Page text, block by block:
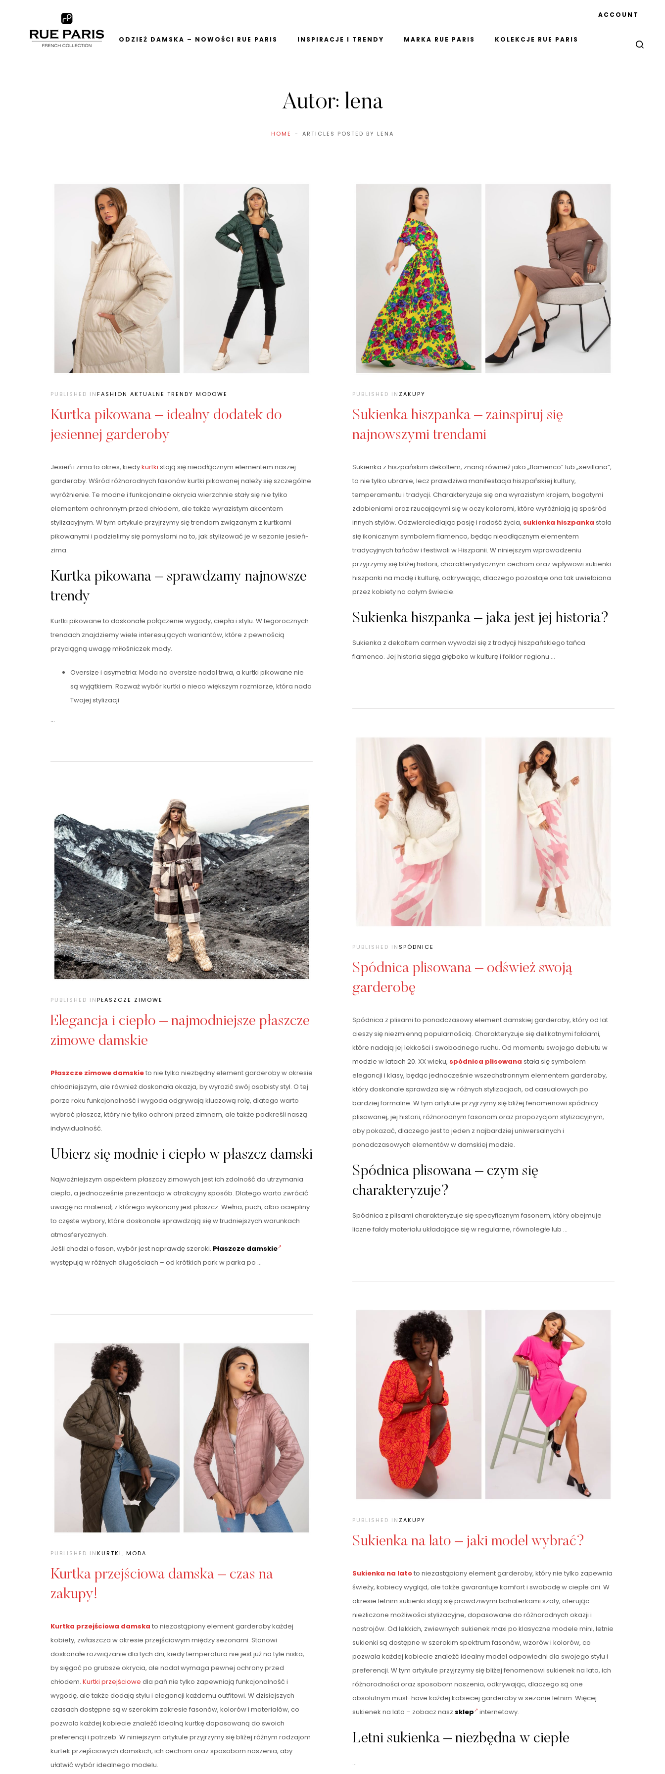
ODZIEŻ DAMSKA – NOWOŚCI RUE PARIS INSPIRACJE I TRENDY MARKA RUE PARIS KOLEKCJE RUE PARIS
ACCOUNT
Autor: lena
HOME ARTICLES POSTED BY LENA
PUBLISHED INFASHION AKTUALNE TRENDY MODOWE
Kurtka pikowana – idealny dodatek do
jesiennej garderoby
Jesień i zima to okres, kiedykurtki stają się nieodłącznym elementem naszej
garderoby. Wśród różnorodnych fasonów kurtki pikowanej należy się szczególne
wyróżnienie. Te modne i funkcjonalne okrycia wierzchnie stały się nie tylko
elementem ochronnym przed chłodem, ale także wyrazistym akcentem
stylizacyjnym. W tym artykule przyjrzymy się trendom związanym z kurtkami
pikowanymi i podzielimy się pomysłami na to, jak stylizować je w sezonie jesień-
zima.
Kurtka pikowana – sprawdzamy najnowsze
trendy
Kurtki pikowane to doskonałe połączenie wygody, ciepła i stylu. W tegorocznych
trendach znajdziemy wiele interesujących wariantów, które z pewnością
przyciągną uwagę miłośniczek mody.
Oversize i asymetria: Moda na oversize nadal trwa, a kurtki pikowane nie
są wyjątkiem. Rozważ wybór kurtki o nieco większym rozmiarze, która nada
Twojej stylizacji
…
PUBLISHED IN ZAKUPY
Sukienka hiszpanka – zainspiruj się
najnowszymi trendami
Sukienka z hiszpańskim dekoltem, znaną również jako „flamenco” lub „sevillana”,
to nie tylko ubranie, lecz prawdziwa manifestacja hiszpańskiej kultury,
temperamentu i tradycji. Charakteryzuje się ona wyrazistym krojem, bogatymi
zdobieniami oraz rzucającymi się w oczy kolorami, które wyróżniają ją spośród
innych stylów. Odzwierciedlając pasję i radość życia, sukienka hiszpanka stała
się ikonicznym symbolem flamenco, będąc nieodłącznym elementem
tradycyjnych tańców i festiwali w Hiszpanii. W niniejszym wprowadzeniu
przyjrzymy się bliżej historii, charakterystycznym cechom oraz wpływowi sukienki
hiszpanki na modę i kulturę, odkrywając, dlaczego pozostaje ona tak uwielbiana
przez kobiety na całym świecie.
Sukienka hiszpanka – jaka jest jej historia?
Sukienka z dekoltem carmen wywodzi się z tradycji hiszpańskiego tańca
flamenco. Jej historia sięga głęboko w kulturę i folklor regionu …
PUBLISHED IN SPÓDNICE
Spódnica plisowana – odśwież swoją
garderobę
Spódnica z plisami to ponadczasowy element damskiej garderoby, który od lat
cieszy się niezmienną popularnością. Charakteryzuje się delikatnymi fałdami,
które nadają jej lekkości i swobodnego ruchu. Od momentu swojego debiutu w
modzie w latach 20. XX wieku, spódnica plisowana stała się symbolem
elegancji i klasy, będąc jednocześnie wszechstronnym elementem garderoby,
który doskonale sprawdza się w różnych stylizacjach, od casualowych po
bardziej formalne. W tym artykule przyjrzymy się bliżej fenomenowi spódnicy
plisowanej, jej historii, różnorodnym fasonom oraz propozycjom stylizacyjnym,
aby pokazać, dlaczego jest to jeden z najbardziej uniwersalnych i
ponadczasowych elementów w damskiej modzie.
Spódnica plisowana – czym się
charakteryzuje?
Spódnica z plisami charakteryzuje się specyficznym fasonem, który obejmuje
liczne fałdy materiału układające się w regularne, równoległe lub …
PUBLISHED INPŁASZCZE ZIMOWE
Elegancja i ciepło – najmodniejsze płaszcze
zimowe damskie
Płaszcze zimowe damskieto nie tylko niezbędny element garderoby w okresie
chłodniejszym, ale również doskonała okazja, by wyrazić swój osobisty styl. O tej
porze roku funkcjonalność i wygoda odgrywają kluczową rolę, dlatego warto
wybrać płaszcz, który nie tylko ochroni przed zimnem, ale także podkreśli naszą
indywidualność.
Ubierz się modnie i ciepło w płaszcz damski
Najważniejszym aspektem płaszczy zimowych jest ich zdolność do utrzymania
ciepła, a jednocześnie prezentacja w atrakcyjny sposób. Dlatego warto zwrócić
uwagę na materiał, z którego wykonany jest płaszcz. Wełna, puch, albo ociepliny
to częste wybory, które doskonale sprawdzają się w trudniejszych warunkach
atmosferycznych.
Jeśli chodzi o fason, wybór jest naprawdę szeroki. Płaszcze damskie
występują w różnych długościach – od krótkich park w parka po …
PUBLISHED IN ZAKUPY
Sukienka na lato – jaki model wybrać?
Sukienka na latoto niezastąpiony element garderoby, który nie tylko zapewnia
świeży, kobiecy wygląd, ale także gwarantuje komfort i swobodę w ciepłe dni. W
okresie letnim sukienki stają się prawdziwymi bohaterkami szafy, oferując
niezliczone możliwości stylizacyjne, dopasowane do różnorodnych okazji i
nastrojów. Od lekkich, zwiewnych sukienek maxi po klasyczne modele mini, letnie
sukienki są dostępne w szerokim spektrum fasonów, wzorów i kolorów, co
pozwala każdej kobiecie znaleźć idealny model odpowiedni dla swojego stylu i
preferencji. W tym artykule przyjrzymy się bliżej fenomenowi sukienek na lato, ich
różnorodności oraz sposobom noszenia, odkrywając, dlaczego są one
absolutnym must-have każdej kobiecej garderoby w sezonie letnim. Więcej
sukienek na lato – zobacz nasz sklep internetowy.
Letni sukienka – niezbędna w ciepłe
…
PUBLISHED INKURTKI, MODA
Kurtka przejściowa damska – czas na
zakupy!
Kurtka przejściowa damska to niezastąpiony element garderoby każdej
kobiety, zwłaszcza w okresie przejściowym między sezonami. Stanowi
doskonałe rozwiązanie dla tych dni, kiedy temperatura nie jest już na tyle niska,
by sięgać po grubsze okrycia, ale nadal wymaga pewnej ochrony przed
chłodem. Kurtki przejściowe dla pań nie tylko zapewniają funkcjonalność i
wygodę, ale także dodają stylu i elegancji każdemu outfitowi. W dzisiejszych
czasach dostępne są w szerokim zakresie fasonów, kolorów i materiałów, co
pozwala każdej kobiecie znaleźć idealną kurtkę dopasowaną do swoich
preferencji i potrzeb. W niniejszym artykule przyjrzymy się bliżej różnym rodzajom
kurtek przejściowych damskich, ich cechom oraz sposobom noszenia, aby
ułatwić wybór idealnego modelu.